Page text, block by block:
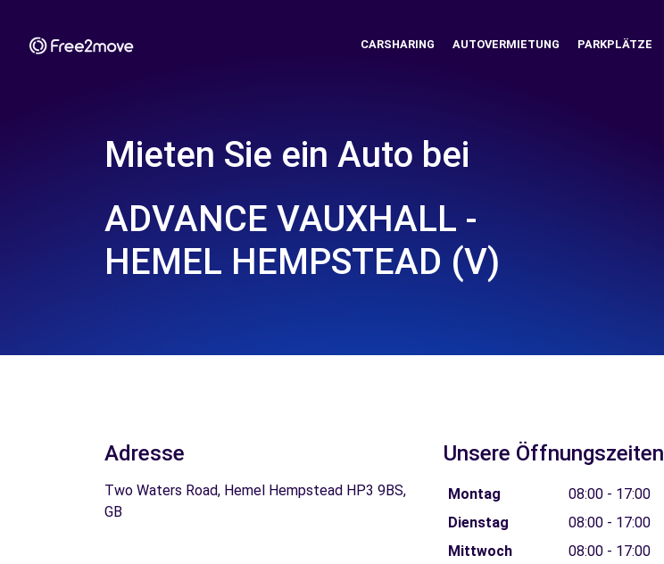
CARSHARING AUTOVERMIETUNG PARKPLÄTZE
Mieten Sie ein Auto bei
ADVANCE VAUXHALL -
HEMEL HEMPSTEAD (V)
Adresse
Two Waters Road, Hemel Hempstead HP3 9BS,
GB
Unsere Öffnungszeiten
Montag
08:00 - 17:00
Dienstag
08:00 - 17:00
Mittwoch
08:00 - 17:00